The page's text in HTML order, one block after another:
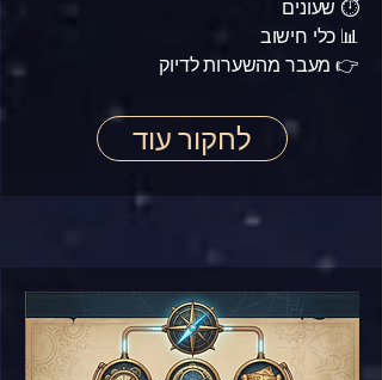
⏱️ שעונים
📊 כלי חישוב
👉 מעבר מהשערות לדיוק
לחקור עוד